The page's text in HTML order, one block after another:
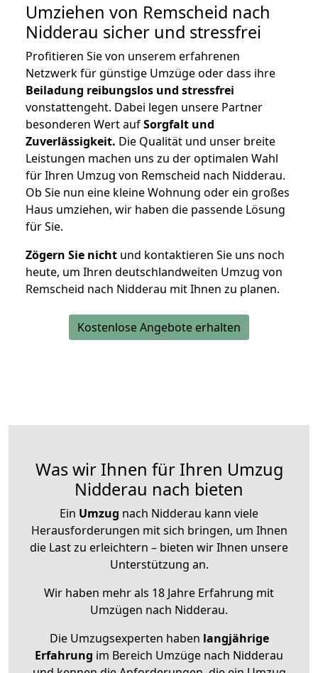
Umziehen von Remscheid nach
Nidderau sicher und stressfrei
Profitieren Sie von unserem erfahrenen
Netzwerk für günstige Umzüge oder dass ihre
Beiladung reibungslos und stressfrei
vonstattengeht. Dabei legen unsere Partner
besonderen Wert aufSorgfalt und
Zuverlässigkeit. Die Qualität und unser breite
Leistungen machen uns zu der optimalen Wahl
für Ihren Umzug von Remscheid nach Nidderau.
Ob Sie nun eine kleine Wohnung oder ein großes
Haus umziehen, wir haben die passende Lösung
für Sie.
Zögern Sie nicht und kontaktieren Sie uns noch
heute, um Ihren deutschlandweiten Umzug von
Remscheid nach Nidderau mit Ihnen zu planen.
Kostenlose Angebote erhalten
Was wir Ihnen für Ihren Umzug
Nidderau nach bieten
Ein Umzug nach Nidderau kann viele
Herausforderungen mit sich bringen, um Ihnen
die Last zu erleichtern – bieten wir Ihnen unsere
Unterstützung an.
Wir haben mehr als 18 Jahre Erfahrung mit
Umzügen nach Nidderau.
Die Umzugsexperten haben langjährige
Erfahrung im Bereich Umzüge nach Nidderau